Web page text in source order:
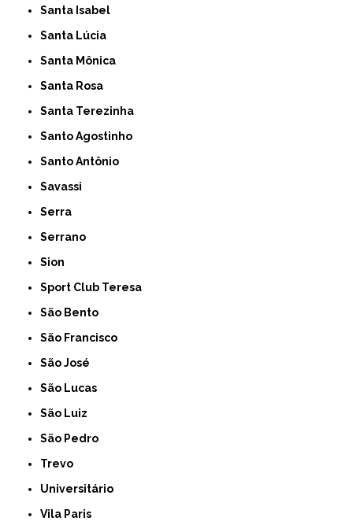
Santa Isabel
Santa Lúcia
Santa Mônica
Santa Rosa
Santa Terezinha
Santo Agostinho
Santo Antônio
Savassi
Serra
Serrano
Sion
Sport Club Teresa
São Bento
São Francisco
São José
São Lucas
São Luiz
São Pedro
Trevo
Universitário
Vila Paris